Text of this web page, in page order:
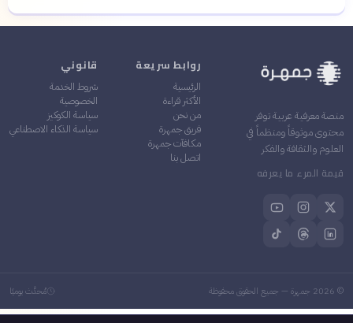
منصة معرفية عربية توفر
محتوى موثوقاً ومنظماً في
العلوم والثقافة والفكر
قيمة المرء ما يعرفه
روابط سريعة
الرئيسية
الأكثر قراءة
من نحن
فريق جمهرة
مكافآت جمهرة
اتصل بنا
قانوني
شروط الخدمة
الخصوصية
سياسة الكوكيز
سياسة الذكاء الاصطناعي
©
2026 جمهرة — جميع الحقوق محفوظة مُحدَّث يوميًا